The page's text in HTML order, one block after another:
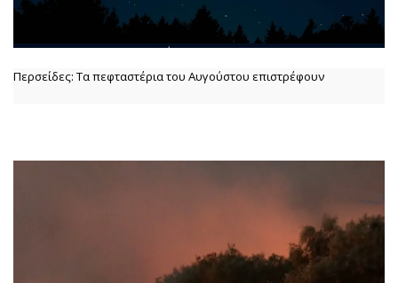
Περσείδες: Τα πεφταστέρια του Αυγούστου επιστρέφουν